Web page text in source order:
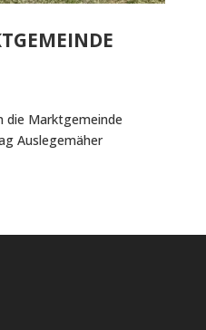
die Marktgemeinde
Auslegemäher